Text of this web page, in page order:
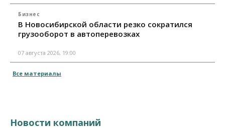
Бизнес
В Новосибирской области резко сократился
грузооборот в автоперевозках
07 августа 2026, 19:00
Все материалы
Новости компаний